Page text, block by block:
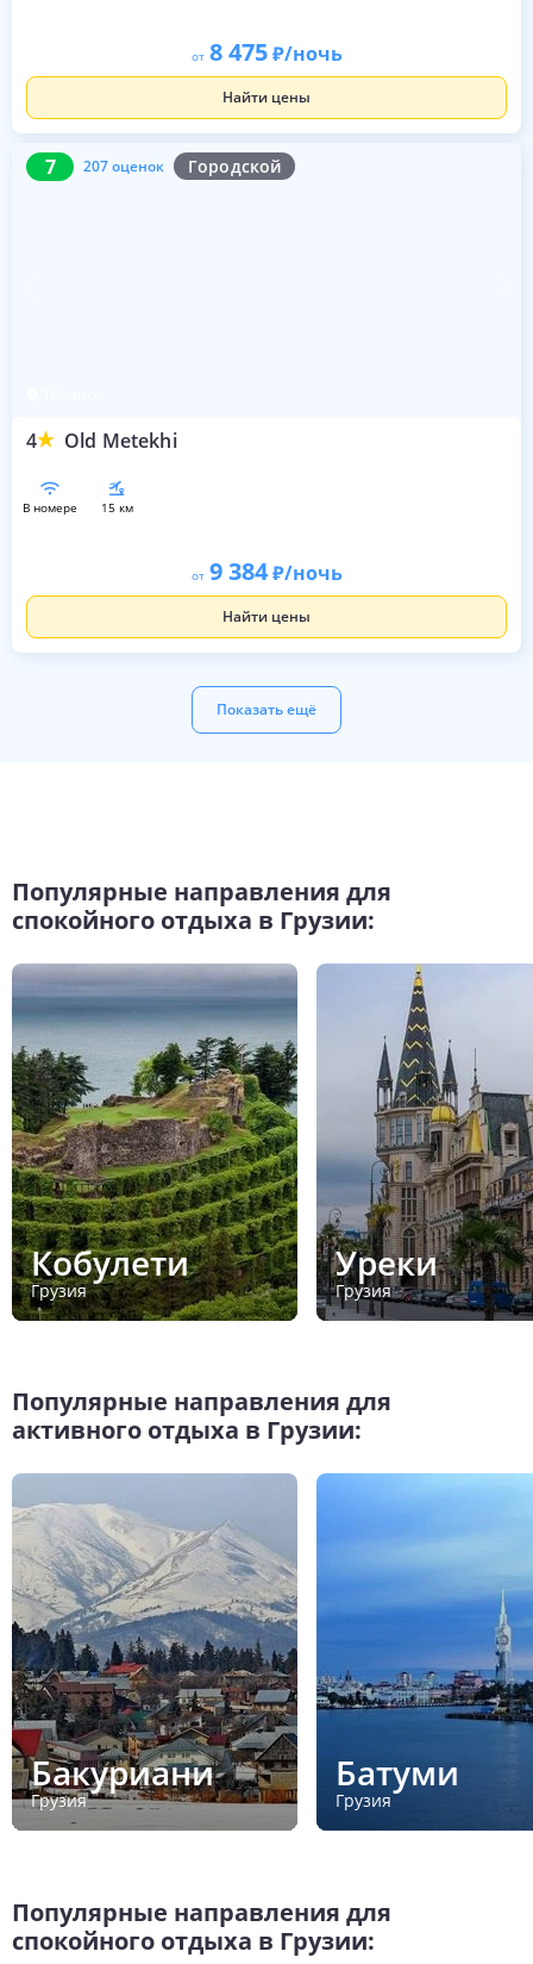
от 8 475 /ночь
Найти цены
7 207 оценок Городской
4 Old Metekhi
7 207 оценок
в номере 15 км
от 9 384 /ночь
Найти цены
Показать ещё
Популярные направления для
спокойного отдыха в Грузии:
Кобулети
Грузия
Уреки
Грузия
Популярные направления для
активного отдыха в Грузии:
Бакуриани
Грузия
Батуми
Грузия
Популярные направления для
спокойного отдыха в Грузии: